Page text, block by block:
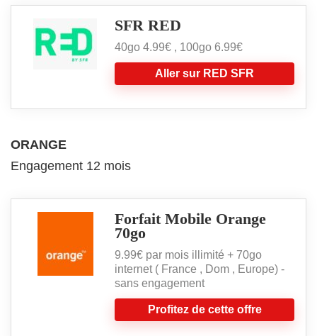
SFR RED
40go 4.99€ , 100go 6.99€
Aller sur RED SFR
ORANGE
Engagement 12 mois
Forfait Mobile Orange
70go
9.99€ par mois illimité + 70go
internet ( France , Dom , Europe) -
sans engagement
Profitez de cette offre